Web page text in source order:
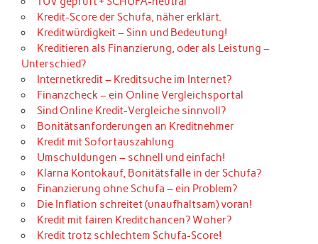
Kredit-Score der Schufa, näher erklärt.
Kreditwürdigkeit – Sinn und Bedeutung!
Kreditieren als Finanzierung, oder als Leistung –
Unterschied?
Internetkredit – Kreditsuche im Internet?
Finanzcheck – ein Online Vergleichsportal
Sind Online Kredit-Vergleiche sinnvoll?
Bonitätsanforderungen an Kreditnehmer
Kredit mit Sofortauszahlung
Umschuldungen – schnell und einfach!
Klarna Kontokauf, Bonitätsfalle in der Schufa?
Finanzierung ohne Schufa – ein Problem?
Die Inflation schreitet (unaufhaltsam) voran!
Kredit mit fairen Kreditchancen? Woher?
Kredit trotz schlechtem Schufa-Score!